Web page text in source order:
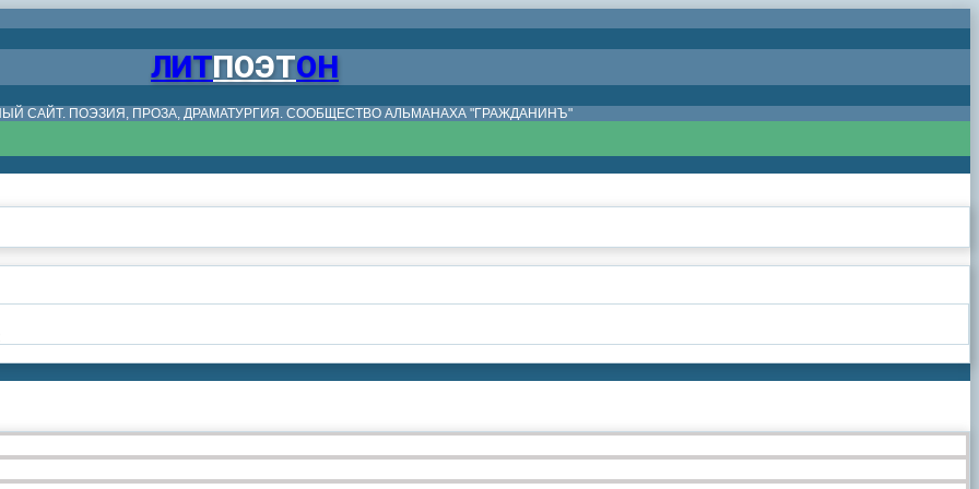
ЛИТПОЭТОН
САЙТ. ПОЭЗИЯ, ПРОЗА, ДРАМАТУРГИЯ. СООБЩЕСТВО АЛЬМАНАХА "ГРАЖДАНИНЪ"